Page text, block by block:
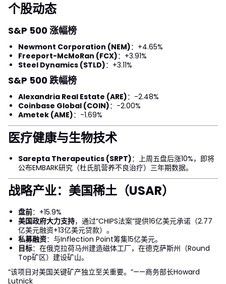
个股动态
S&P 500 涨幅榜
Newmont Corporation (NEM)：+4.65%
Freeport-McMoRan (FCX)：+3.91%
Steel Dynamics (STLD)：+3.11%
S&P 500 跌幅榜
Alexandria Real Estate (ARE)：-2.48%
Coinbase Global (COIN)：-2.00%
Ametek (AME)：-1.69%
医疗健康与生物技术
Sarepta Therapeutics (SRPT)：上周五盘后涨10%，即将
公布EMBARK研究（杜氏肌营养不良治疗）三年期数据。
战略产业：美国稀土（USAR）
盘前：+15.9%
美国政府大力支持，通过“CHIPS法案”提供16亿美元承诺（2.77
亿美元融资+13亿美元贷款）。
私募融资：与Inflection Point筹集15亿美元。
目标：在俄克拉荷马州建造磁体工厂，在德克萨斯州（Round
Top矿区）建设矿山。
“该项目对美国关键矿产独立至关重要。”——商务部长Howard
Lutnick